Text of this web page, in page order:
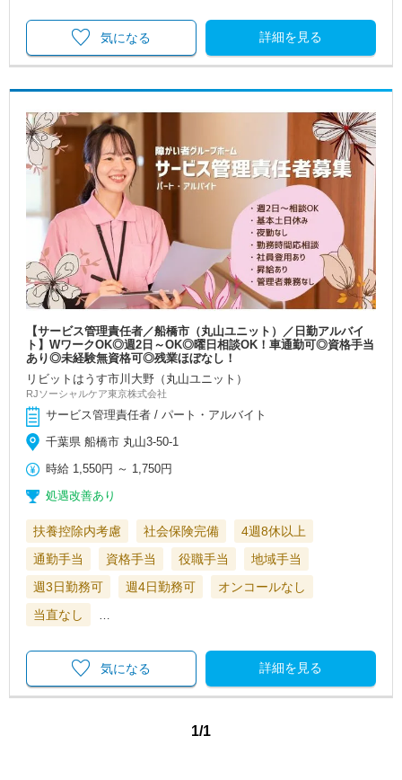
詳細を見る
気になる
【サービス管理責任者／船橋市（丸山ユニット）／日勤アルバイ
ト】WワークOK◎週2日～OK◎曜日相談OK！車通勤可◎資格手当
あり◎未経験無資格可◎残業ほぼなし！
リビットはうす市川大野（丸山ユニット）
RJソーシャルケア東京株式会社
サービス管理責任者 / パート・アルバイト
千葉県 船橋市 丸山3-50-1
時給 1,550円 ～ 1,750円
処遇改善あり
扶養控除内考慮 社会保険完備
4週8休以上
通勤手当
資格手当 役職手当
地域手当
週3日勤務可
週4日勤務可
オンコールなし
当直なし
…
詳細を見る
気になる
1/1